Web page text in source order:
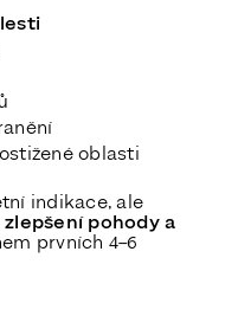
oblasti
indikace, ale
pohody a
prvních 4–6